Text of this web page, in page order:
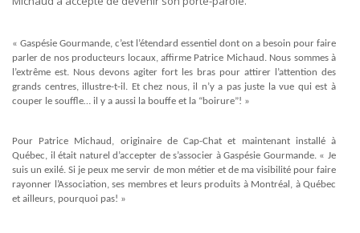
« Gaspésie Gourmande, c’est l’étendard essentiel dont on a besoin pour faire
parler de nos producteurs locaux, affirme Patrice Michaud. Nous sommes à
l’extrême est. Nous devons agiter fort les bras pour attirer l’attention des
grands centres, illustre-t-il. Et chez nous, il n’y a pas juste la vue qui est à
couper le souffle… il y a aussi la bouffe et la “boirure”! »
Pour Patrice Michaud, originaire de Cap-Chat et maintenant installé à
Québec, il était naturel d’accepter de s’associer à Gaspésie Gourmande. « Je
suis un exilé. Si je peux me servir de mon métier et de ma visibilité pour faire
rayonner l’Association, ses membres et leurs produits à Montréal, à Québec
et ailleurs, pourquoi pas! »